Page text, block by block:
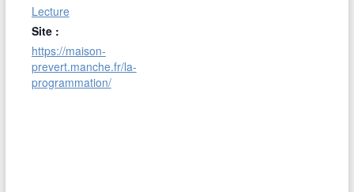
Lecture
Site :
https://maison-
prevert.manche.fr/la-
programmation/